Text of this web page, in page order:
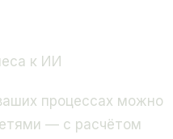
к ИИ
процессах можно
— с расчётом